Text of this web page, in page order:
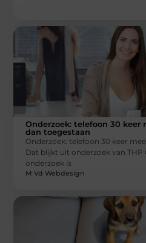
Onderzoek: telefoon 30 keer
dan toegestaan
Onderzoek: telefoon 30 keer
Dat blijkt uit onderzoek van THP
onderzoek is
M Vd Webdesign